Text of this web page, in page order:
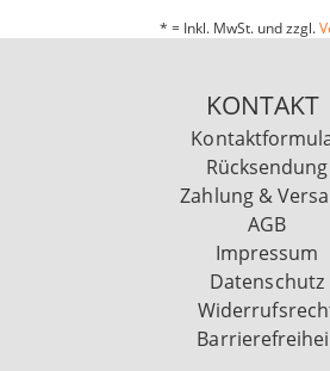
* = Inkl. MwSt. und zzgl.
KONTAKT
Rücksendung
Zahlung &
AGB
Impressum
Datenschutz